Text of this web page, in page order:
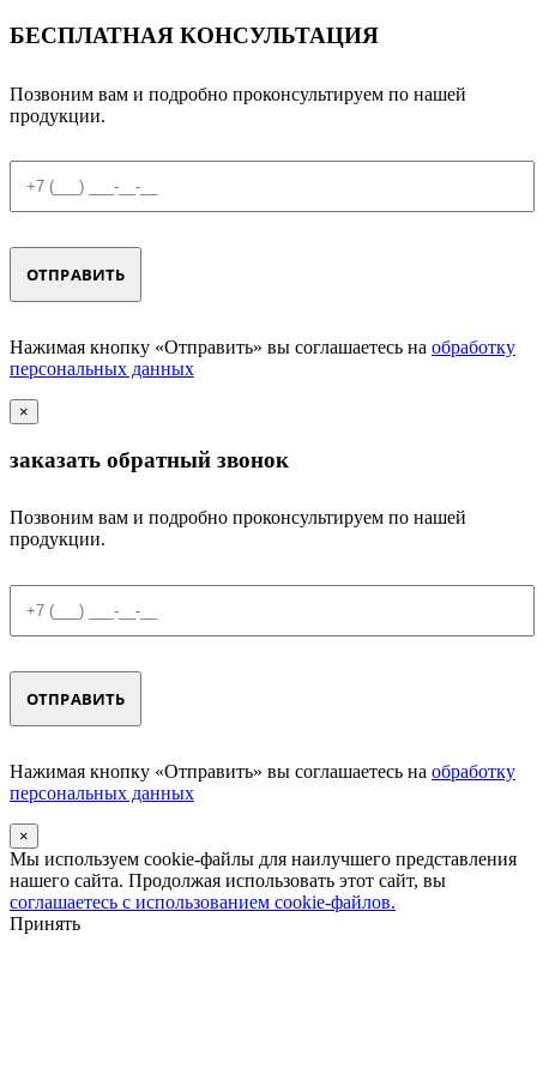
БЕСПЛАТНАЯ КОНСУЛЬТАЦИЯ
Позвоним вам и подробно проконсультируем по нашей
продукции.
Нажимая кнопку «Отправить» вы соглашаетесь на обработку
персональных данных
×
заказать обратный звонок
Позвоним вам и подробно проконсультируем по нашей
продукции.
Нажимая кнопку «Отправить» вы соглашаетесь на обработку
персональных данных
×
Мы используем cookie-файлы для наилучшего представления
нашего сайта. Продолжая использовать этот сайт, вы
соглашаетесь с использованием cookie-файлов.
Принять